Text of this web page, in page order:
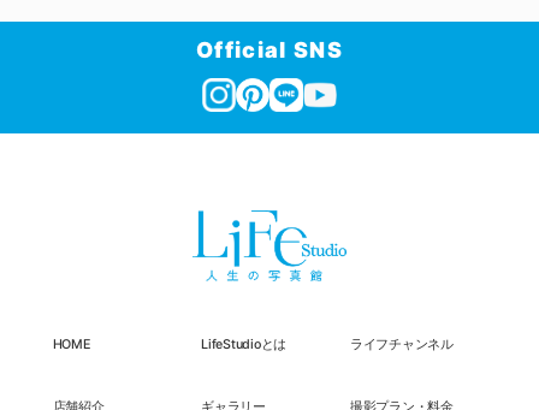
Official SNS
HOME LifeStudioとは ライフチャンネル
店舗紹介 ギャラリー 撮影プラン・料金